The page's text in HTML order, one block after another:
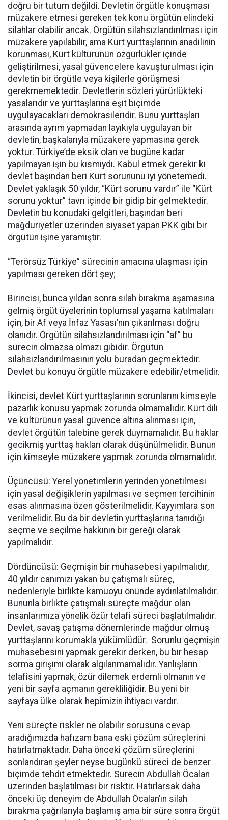
doğru bir tutum değildi. Devletin örgütle konuşması
müzakere etmesi gereken tek konu örgütün elindeki
silahlar olabilir ancak. Örgütün silahsızlandırılması için
müzakere yapılabilir, ama Kürt yurttaşlarının anadilinin
korunması, Kürt kültürünün özgürlükler içinde
geliştirilmesi, yasal güvencelere kavuşturulması için
devletin bir örgütle veya kişilerle görüşmesi
gerekmemektedir. Devletlerin sözleri yürürlükteki
yasalarıdır ve yurttaşlarına eşit biçimde
uygulayacakları demokrasileridir. Bunu yurttaşları
arasında ayrım yapmadan layıkıyla uygulayan bir
devletin, başkalarıyla müzakere yapmasına gerek
yoktur. Türkiye’de eksik olan ve bugüne kadar
yapılmayan işin bu kısmıydı. Kabul etmek gerekir ki
devlet başından beri Kürt sorununu iyi yönetemedi.
Devlet yaklaşık 50 yıldır, “Kürt sorunu vardır” ile “Kürt
sorunu yoktur” tavrı içinde bir gidip bir gelmektedir.
Devletin bu konudaki gelgitleri, başından beri
mağduriyetler üzerinden siyaset yapan PKK gibi bir
örgütün işine yaramıştır.
“Terörsüz Türkiye” sürecinin amacına ulaşması için
yapılması gereken dört şey;
Birincisi, bunca yıldan sonra silah bırakma aşamasına
gelmiş örgüt üyelerinin toplumsal yaşama katılmaları
için, bir Af veya İnfaz Yasası’nın çıkarılması doğru
olanıdır. Örgütün silahsızlandırılması için “af” bu
sürecin olmazsa olmazı gibidir. Örgütün
silahsızlandırılmasının yolu buradan geçmektedir.
Devlet bu konuyu örgütle müzakere edebilir/etmelidir.
İkincisi, devlet Kürt yurttaşlarının sorunlarını kimseyle
pazarlık konusu yapmak zorunda olmamalıdır. Kürt dili
ve kültürünün yasal güvence altına alınması için,
devlet örgütün talebine gerek duymamalıdır. Bu haklar
gecikmiş yurttaş hakları olarak düşünülmelidir. Bunun
için kimseyle müzakere yapmak zorunda olmamalıdır.
Üçüncüsü: Yerel yönetimlerin yerinden yönetilmesi
için yasal değişiklerin yapılması ve seçmen tercihinin
esas alınmasına özen gösterilmelidir. Kayyımlara son
verilmelidir. Bu da bir devletin yurttaşlarına tanıdığı
seçme ve seçilme hakkının bir gereği olarak
yapılmalıdır.
Dördüncüsü: Geçmişin bir muhasebesi yapılmalıdır,
40 yıldır canımızı yakan bu çatışmalı süreç,
nedenleriyle birlikte kamuoyu önünde aydınlatılmalıdır.
Bununla birlikte çatışmalı süreçte mağdur olan
insanlarımıza yönelik özür telafi süreci başlatılmalıdır.
Devlet, savaş çatışma dönemlerinde mağdur olmuş
yurttaşlarını korumakla yükümlüdür. Sorunlu geçmişin
muhasebesini yapmak gerekir derken, bu bir hesap
sorma girişimi olarak algılanmamalıdır. Yanlışların
telafisini yapmak, özür dilemek erdemli olmanın ve
yeni bir sayfa açmanın gerekliliğidir. Bu yeni bir
sayfaya ülke olarak hepimizin ihtiyacı vardır.
Yeni süreçte riskler ne olabilir sorusuna cevap
aradığımızda hafızam bana eski çözüm süreçlerini
hatırlatmaktadır. Daha önceki çözüm süreçlerini
sonlandıran şeyler neyse bugünkü süreci de benzer
biçimde tehdit etmektedir. Sürecin Abdullah Öcalan
üzerinden başlatılması bir risktir. Hatırlarsak daha
önceki üç deneyim de Abdullah Öcalan’ın silah
bırakma çağrılarıyla başlamış ama bir süre sonra örgüt